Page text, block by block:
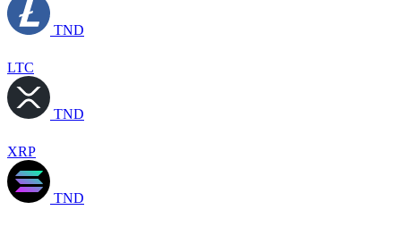
TND
LTC
TND
XRP
TND